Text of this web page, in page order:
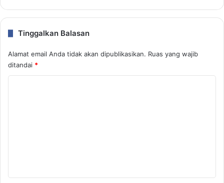
Tinggalkan Balasan
Alamat email Anda tidak akan dipublikasikan. Ruas yang wajib
ditandai *